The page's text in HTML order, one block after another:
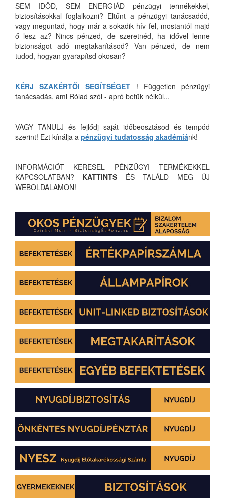
SEM IDŐD, SEM ENERGIÁD pénzügyi termékekkel,
biztosításokkal foglalkozni? Eltűnt a pénzügyi tanácsadód,
vagy meguntad, hogy már a sokadik hív fel, mostantól majd
ő lesz az? Nincs pénzed, de szeretnéd, ha idővel lenne
biztonságot adó megtakarításod? Van pénzed, de nem
tudod, hogyan gyarapítsd okosan?
KÉRJ SZAKÉRTŐI SEGÍTSÉGET ! Független pénzügyi
tanácsadás, ami Rólad szól - apró betűk nélkül...
VAGY TANULJ és fejlődj saját időbeosztásod és tempód
szerint! Ezt kínálja a pénzügyi tudatosság akadémiánk!
INFORMÁCIÓT KERESEL PÉNZÜGYI TERMÉKEKKEL
KAPCSOLATBAN? KATTINTS ÉS TALÁLD MEG ÚJ
WEBOLDALAMON!